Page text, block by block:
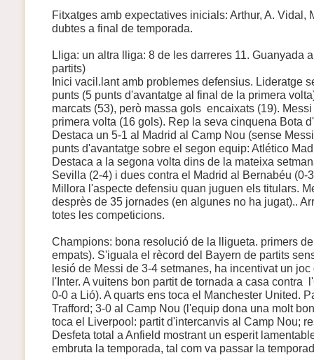
Fitxatges amb expectatives inicials: Arthur, A. Vidal,
dubtes a final de temporada.
Lliga: un altra lliga: 8 de les darreres 11. Guanyada
partits)
Inici vacil.lant amb problemes defensius. Lideratge
punts (5 punts d'avantatge al final de la primera
marcats (53), però massa gols encaixats (19).
primera volta (16 gols). Rep la seva cinquena Bota
Destaca un 5-1 al Madrid al Camp Nou (sense
punts d'avantatge sobre el segon equip: Atlético
Destaca a la segona volta dins de la mateixa
Sevilla (2-4) i dues contra el Madrid al Bernabéu (0-
Millora l'aspecte defensiu quan juguen els titulars.
desprès de 35 jornades (en algunes no ha jugat)..
totes les competicions.
Champions: bona resolució de la lligueta. primers
empats). S'iguala el rècord del Bayern de partits
lesió de Messi de 3-4 setmanes, ha incentivat un
l'Inter. A vuitens bon partit de tornada a casa contra
0-0 a Lió). A quarts ens toca el Manchester United.
Trafford; 3-0 al Camp Nou (l'equip dona una molt
toca el Liverpool: partit d'intercanvis al Camp Nou;
Desfeta total a Anfield mostrant un esperit
embruta la temporada, tal com va passar la